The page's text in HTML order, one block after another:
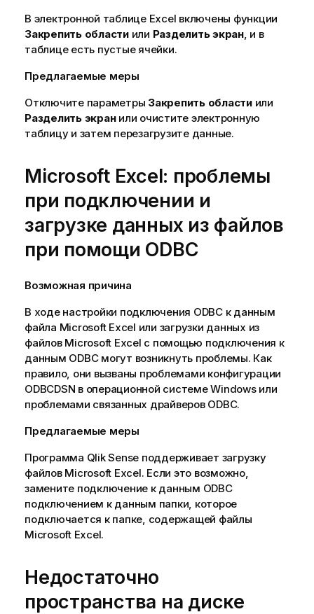
В электронной таблице Excel включены функции
Закрепить областиили Разделить экран, и в
таблице есть пустые ячейки.
Предлагаемые меры
Отключите параметры Закрепить областиили
Разделить экранили очистите электронную
таблицу и затем перезагрузите данные.
Microsoft Excel: проблемы
при подключении и
загрузке данных из файлов
при помощи ODBC
Возможная причина
В ходе настройки подключения ODBCк данным
файла Microsoft Excel или загрузки данных из
файлов Microsoft Excel с помощью подключения к
данным ODBCмогут возникнуть проблемы. Как
правило, они вызваны проблемами конфигурации
ODBCDSN в операционной системе Windows или
проблемами связанных драйверов ODBC.
Предлагаемые меры
Программа Qlik Sense поддерживает загрузку
файлов Microsoft Excel. Если это возможно,
замените подключение к данным ODBC
подключением к данным папки, которое
подключается к папке, содержащей файлы
Microsoft Excel.
Недостаточно
пространства на диске